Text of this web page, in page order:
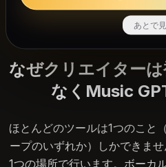
なぜクリエイター
なくMusic
ほとんどのツールは1つのこと
ープのいずれか）しかできま
1つの場所で行います。ボーカ
あとで